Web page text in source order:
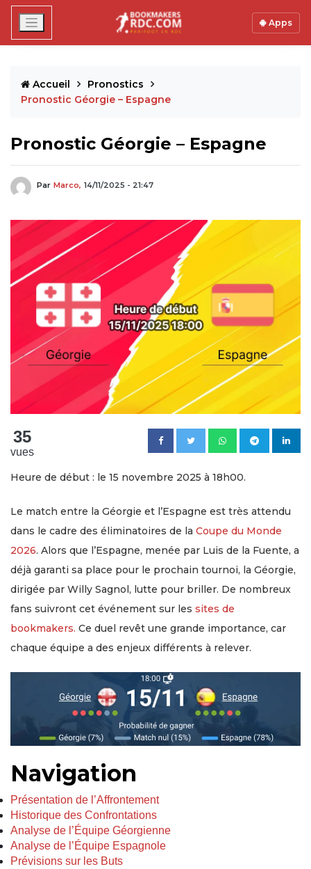
Apps
Accueil
Pronostics
Pronostic Géorgie – Espagne
Pronostic Géorgie – Espagne
Par Marco, 14/11/2025 - 21:47
35
vues
Heure de début : le 15 novembre 2025 à 18h00.
Le match entre la Géorgie et l’Espagne est très attendu
dans le cadre des éliminatoires de la Coupe du Monde
2026. Alors que l’Espagne, menée par Luis de la Fuente, a
déjà garanti sa place pour le prochain tournoi, la Géorgie,
dirigée par Willy Sagnol, lutte pour briller. De nombreux
fans suivront cet événement sur les sites de
bookmakers. Ce duel revêt une grande importance, car
chaque équipe a des enjeux différents à relever.
Navigation
Présentation de l’Affrontement
Historique des Confrontations
Analyse de l’Équipe Géorgienne
Analyse de l’Équipe Espagnole
Prévisions sur les Buts